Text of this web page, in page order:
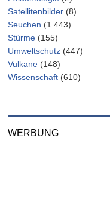
Satellitenbilder (8)
Seuchen (1.443)
Stürme (155)
Umweltschutz (447)
Vulkane (148)
Wissenschaft (610)
WERBUNG